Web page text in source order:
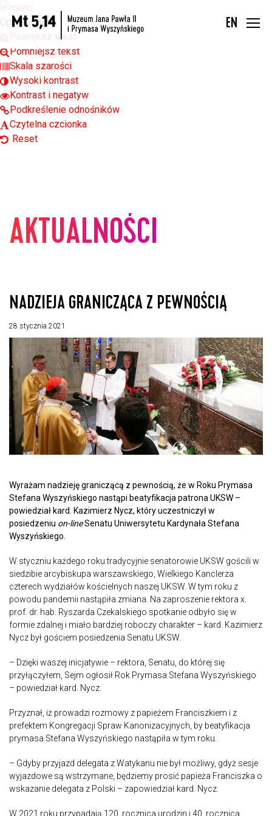
Open toolbar
Opcje widoku
Powiększ tekst
Pomniejsz tekst
Skala szarości
Wysoki kontrast
Kontrast i negatyw
Podkreślenie odnośników
Czytelna czcionka
Reset
EN
AKTUALNOŚCI
NADZIEJA GRANICZĄCA Z PEWNOŚCIĄ
28 stycznia 2021
Wyrażam nadzieję graniczącą z pewnością, że w Roku Prymasa
Stefana Wyszyńskiego nastąpi beatyfikacja patrona UKSW –
powiedział kard. Kazimierz Nycz, który uczestniczył w
posiedzeniu on-lineSenatu Uniwersytetu Kardynała Stefana
Wyszyńskiego.
W styczniu każdego roku tradycyjnie senatorowie UKSW gościli w
siedzibie arcybiskupa warszawskiego, Wielkiego Kanclerza
czterech wydziałów kościelnych naszej UKSW. W tym roku z
powodu pandemii nastąpiła zmiana. Na zaproszenie rektora x.
prof. dr. hab. Ryszarda Czekalskiego spotkanie odbyło się w
formie zdalnej i miało bardziej roboczy charakter – kard. Kazimierz
Nycz był gościem posiedzenia Senatu UKSW.
– Dzięki waszej inicjatywie – rektora, Senatu, do której się
przyłączyłem, Sejm ogłosił Rok Prymasa Stefana Wyszyńskiego
– powiedział kard. Nycz.
Przyznał, iż prowadzi rozmowy z papieżem Franciszkiem i z
prefektem Kongregacji Spraw Kanonizacyjnych, by beatyfikacja
prymasa Stefana Wyszyńskiego nastąpiła w tym roku.
– Gdyby przyjazd delegata z Watykanu nie był możliwy, gdyż sesje
wyjazdowe są wstrzymane, będziemy prosić papieża Franciszka o
wskazanie delegata z Polski – zapowiedział kard. Nycz.
W 2021 roku przypadają 120. rocznica urodzin i 40. rocznica